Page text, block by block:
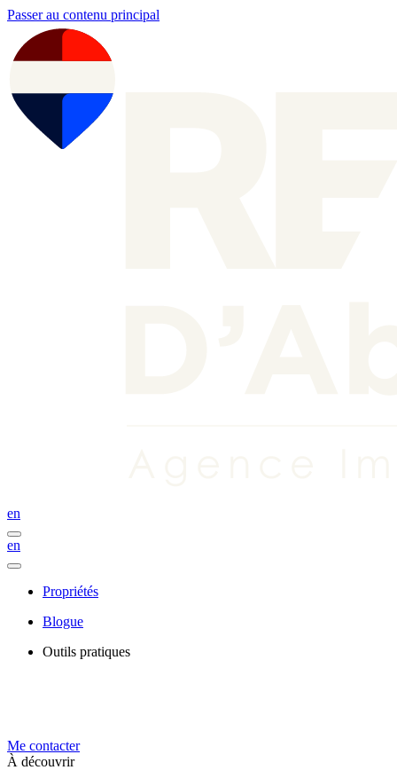
Passer au contenu principal
en
en
Propriétés
Blogue
Outils pratiques
Me contacter
À découvrir